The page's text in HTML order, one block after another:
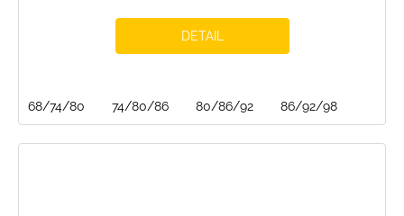
DETAIL
68/74/80 74/80/86 80/86/92 86/92/98